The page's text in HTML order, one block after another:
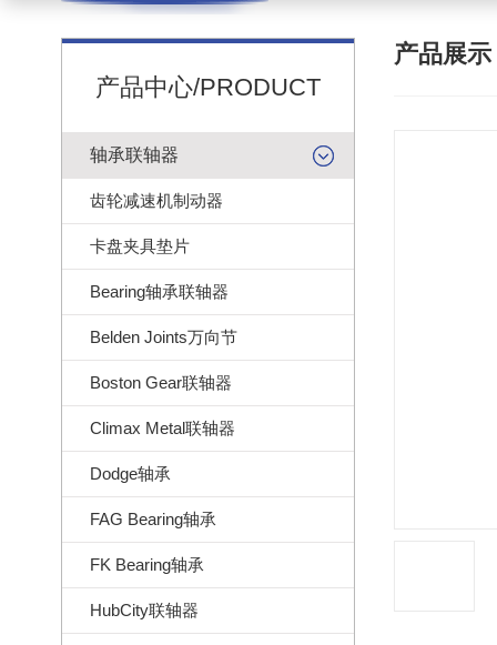
产品中心/PRODUCT
轴承联轴器
齿轮减速机制动器
卡盘夹具垫片
Bearing轴承联轴器
Belden Joints万向节
Boston Gear联轴器
Climax Metal联轴器
Dodge轴承
FAG Bearing轴承
FK Bearing轴承
HubCity联轴器
产品展示